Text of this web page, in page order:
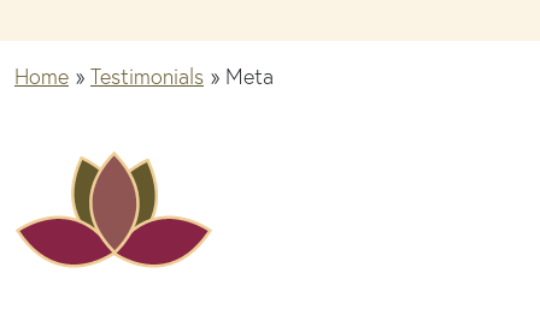
Home » Testimonials » Meta